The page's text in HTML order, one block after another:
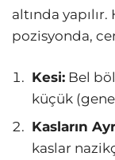
altında yapılır.
pozisyonda,
Kesi: Bel
küçük
Kasların
kaslar